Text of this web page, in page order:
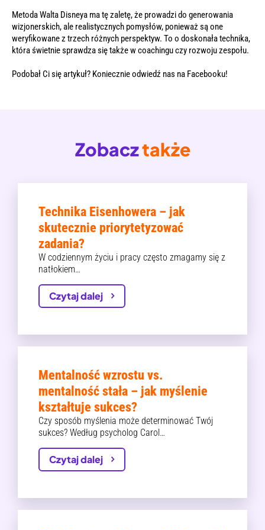
Metoda Walta Disneya ma tę zaletę, że prowadzi do generowania
wizjonerskich, ale realistycznych pomysłów, ponieważ są one
weryfikowane z trzech różnych perspektyw. To o doskonała technika,
która świetnie sprawdza się także w coachingu czy rozwoju zespołu.
Podobał Ci się artykuł? Koniecznie odwiedź nas na Facebooku!
Zobacztakże
Technika Eisenhowera – jak
skutecznie priorytetyzować
zadania?
W codziennym życiu i pracy często zmagamy się z
natłokiem…
Czytaj dalej
Mentalność wzrostu vs.
mentalność stała – jak myślenie
kształtuje sukces?
Czy sposób myślenia może determinować Twój
sukces? Według psycholog Carol…
Czytaj dalej